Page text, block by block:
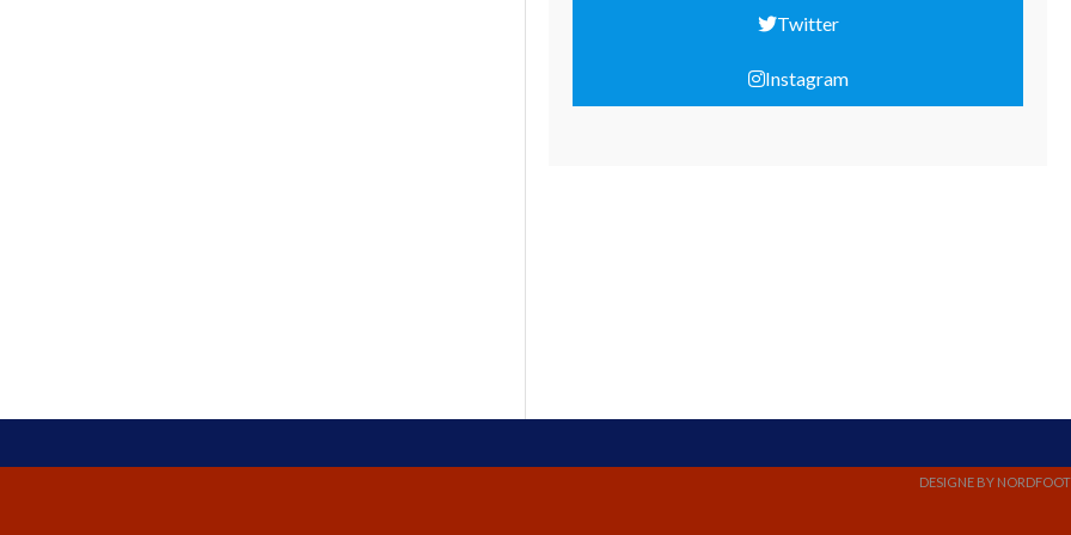
Twitter
Instagram
DESIGNE BY NORDFOOT